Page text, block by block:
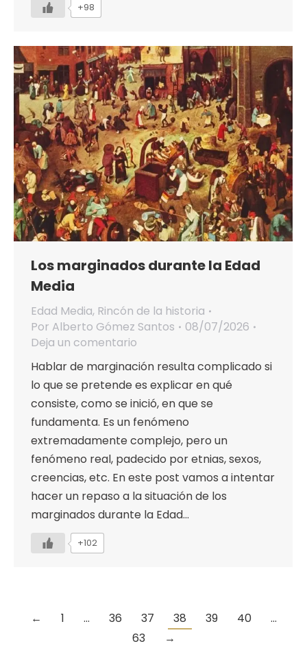
+98
Los marginados durante la Edad
Media
Edad Media, Rincón de la historia
Por Alberto Gómez Santos
08/07/2026
Deja un comentario
Hablar de marginación resulta complicado si
lo que se pretende es explicar en qué
consiste, como se inició, en que se
fundamenta. Es un fenómeno
extremadamente complejo, pero un
fenómeno real, padecido por etnias, sexos,
creencias, etc. En este post vamos a intentar
hacer un repaso a la situación de los
marginados durante la Edad…
+102
← 1 … 36 37 38 39 40
…
63
→